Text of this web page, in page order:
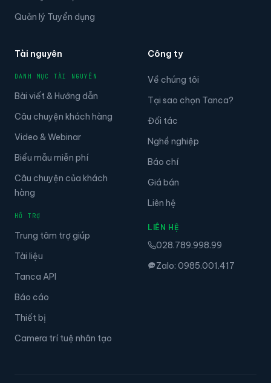
Quản lý Tuyển dụng
Tài nguyên
DANH MỤC TÀI NGUYÊN
Bài viết & Hướng dẫn
Câu chuyện khách hàng
Video & Webinar
Biểu mẫu miễn phí
Câu chuyện của khách
hàng
HỖ TRỢ
Trung tâm trợ giúp
Tài liệu
Tanca API
Báo cáo
Thiết bị
Camera trí tuệ nhân tạo
Công ty
Về chúng tôi
Tại sao chọn Tanca?
Đối tác
Nghề nghiệp
Báo chí
Giá bán
Liên hệ
LIÊN HỆ
028.789.998.99
Zalo: 0985.001.417